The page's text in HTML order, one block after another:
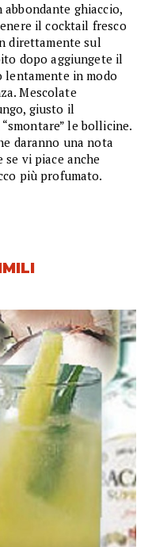
ghiaccio,
il cocktail fresco
direttamente sul
dopo aggiungete il
lentamente in modo
Mescolate
giusto il
le bollicine.
daranno una nota
se vi piace anche
più profumato.